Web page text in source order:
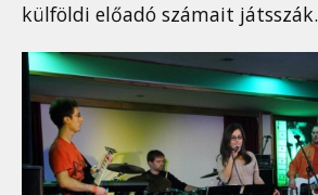
külföldi előadó számait játsszák.